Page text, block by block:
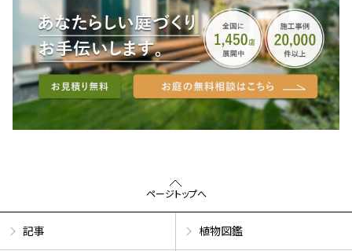
ページトップへ
記事 植物図鑑